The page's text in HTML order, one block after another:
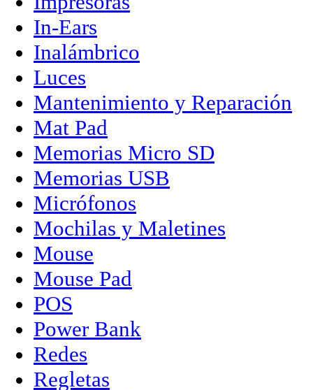
In-Ears
Inalámbrico
Luces
Mantenimiento y Reparación
Mat Pad
Memorias Micro SD
Memorias USB
Micrófonos
Mochilas y Maletines
Mouse
Mouse Pad
POS
Power Bank
Redes
Regletas